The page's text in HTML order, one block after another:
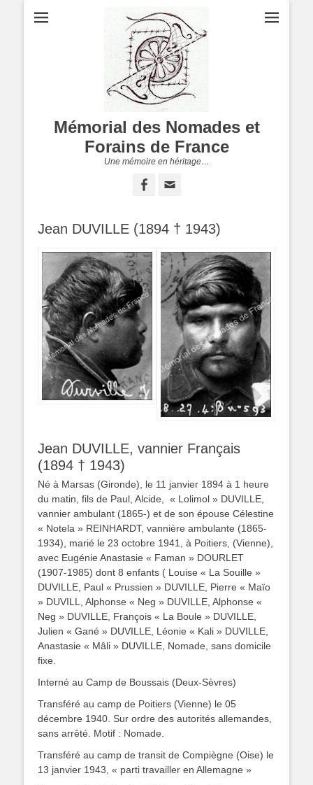
Mémorial des Nomades et
Forains de France
Une mémoire en héritage…
Facebook
Jean DUVILLE (1894 † 1943)
Jean DUVILLE, vannier Français
(1894 † 1943)
Né à Marsas (Gironde), le 11 janvier 1894 à 1 heure
du matin, fils de Paul, Alcide, « Lolimol » DUVILLE,
vannier ambulant (1865-) et de son épouse Célestine
« Notela » REINHARDT, vannière ambulante (1865-
1934), marié le 23 octobre 1941, à Poitiers, (Vienne),
avec Eugénie Anastasie « Faman » DOURLET
(1907-1985) dont 8 enfants ( Louise « La Souille »
DUVILLE, Paul « Prussien » DUVILLE, Pierre « Maïo
» DUVILL, Alphonse « Neg » DUVILLE, Alphonse «
Neg » DUVILLE, François « La Boule » DUVILLE,
Julien « Gané » DUVILLE, Léonie « Kali » DUVILLE,
Anastasie « Mâli » DUVILLE, Nomade, sans domicile
fixe.
Interné au Camp de Boussais (Deux-Sèvres)
Transféré au camp de Poitiers (Vienne) le 05
décembre 1940. Sur ordre des autorités allemandes,
sans arrêté. Motif : Nomade.
Transféré au camp de transit de Compiègne (Oise) le
13 janvier 1943, « parti travailler en Allemagne »